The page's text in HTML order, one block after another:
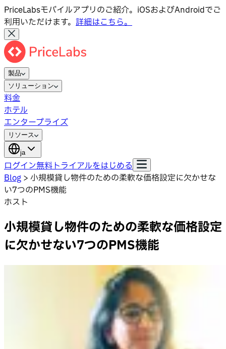
PriceLabsモバイルアプリのご紹介。iOSおよびAndroidでご
利用いただけます。 詳細はこちら。
製品
ソリューション
料金
ホテル
エンタープライズ
リソース
ja
ログイン無料トライアルをはじめる
Blog > 小規模貸し物件のための柔軟な価格設定に欠かせな
い7つのPMS機能
ホスト
小規模貸し物件のための柔軟な価格設定
に欠かせない7つのPMS機能